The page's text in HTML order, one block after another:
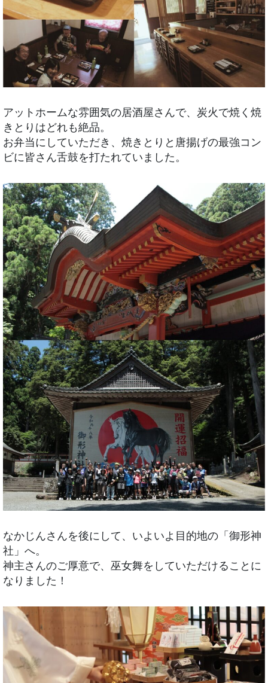
アットホームな雰囲気の居酒屋さんで、炭火で焼く焼
きとりはどれも絶品。
お弁当にしていただき、焼きとりと唐揚げの最強コン
ビに皆さん舌鼓を打たれていました。
なかじんさんを後にして、いよいよ目的地の「御形神
社」へ。
神主さんのご厚意で、巫女舞をしていただけることに
なりました！